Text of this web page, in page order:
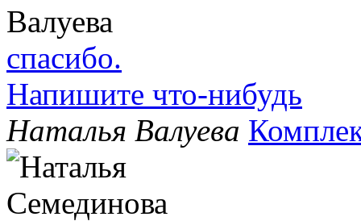
спасибо.
Напишите что-нибудь
Наталья Валуева